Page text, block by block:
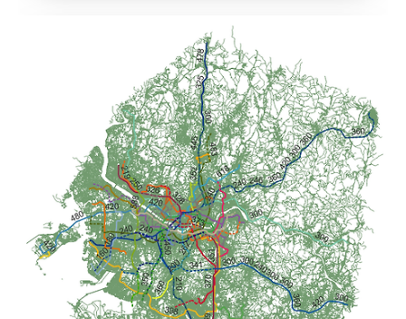
기 2019년, 그러니까 7년 전에 '새로 만드는 수도권 지하철은 시간걸를
얼마나 단축시킬까' 라는 제목으로 글을 쓴 적이 있다. 새로 만드는 수
도권 지하철은 시간거리를 얼마나www.vw-lab.com 이번에는 몇 가지
주제로 탐색해보면서 내용을 들여다보자. 노량진역 우선 현재 시점에
서 종사자 접근성 순위를 보자. 1위는 9호선 급행 노량진역이다. 30분
안에 250만개의 일자리에 접근할 수 있다. 그림에서 보이지만,..